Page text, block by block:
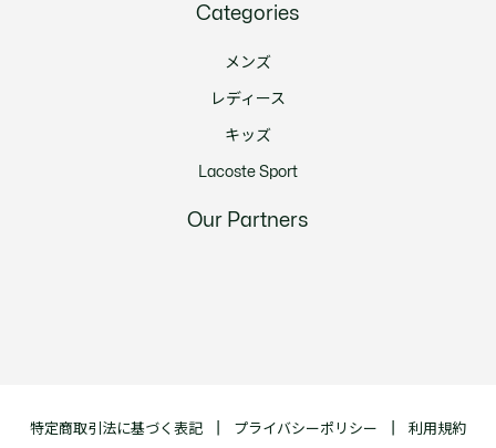
Categories
メンズ
レディース
キッズ
Lacoste Sport
Our Partners
特定商取引法に基づく表記 プライバシーポリシー 利用規約